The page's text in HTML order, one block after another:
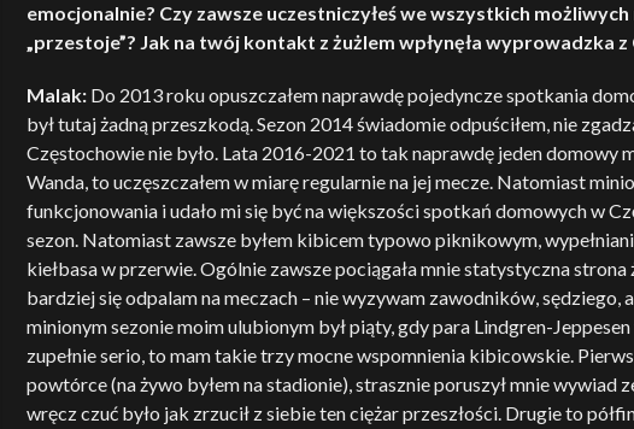
emocjonalnie? Czy zawsze uczestniczyłeś we wszystkich
„przestoje”? Jak na twój kontakt z żużlem wpłynęła wyprowadzka
Malak: Do 2013 roku opuszczałem naprawdę pojedyncze spotkania
był tutaj żadną przeszkodą. Sezon 2014 świadomie odpuściłem, nie
Częstochowie nie było. Lata 2016-2021 to tak naprawdę jeden domowy
Wanda, to uczęszczałem w miarę regularnie na jej mecze. Natomiast
funkcjonowania i udało mi się być na większości spotkań domowych w
sezon. Natomiast zawsze byłem kibicem typowo piknikowym,
kiełbasa w przerwie. Ogólnie zawsze pociągała mnie statystyczna
bardziej się odpalam na meczach – nie wyzywam zawodników, sędziego,
minionym sezonie moim ulubionym był piąty, gdy para Lindgren-
zupełnie serio, to mam takie trzy mocne wspomnienia kibicowskie.
powtórce (na żywo byłem na stadionie), strasznie poruszył mnie wywiad
wręcz czuć było jak zrzucił z siebie ten ciężar przeszłości. Drugie to